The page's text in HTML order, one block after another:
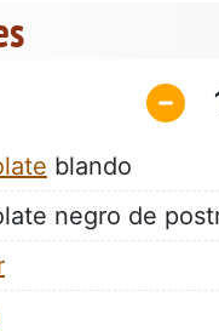
blando
negro de